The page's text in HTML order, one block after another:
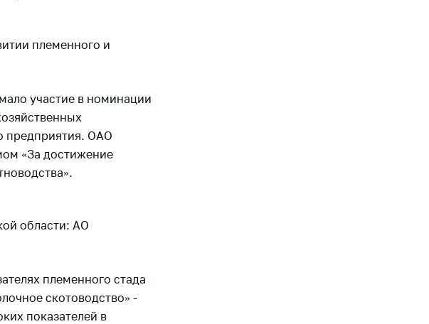
племенного и
участие в номинации
предприятия. ОАО
«За достижение
области: АО
племенного стада
скотоводство» -
показателей в